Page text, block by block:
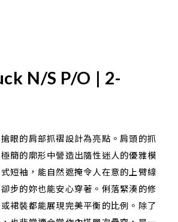
N/S P/O | 2-
眼的肩部抓褶設計為亮點。肩頭的抓
簡的廓形中營造出隨性迷人的優雅模
短袖，能自然遮掩令人在意的上臂線
步的妳也能安心穿著。俐落緊湊的修
裙裝都能展現完美平衡的比例。除了